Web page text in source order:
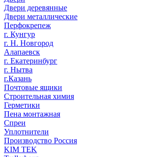
Двери деревянные
Двери металлические
Перфокрепеж
г. Кунгур
г. Н. Новгород
Алапаевск
г. Екатеринбург
г. Нытва
г.Казань
Почтовые ящики
Строительная химия
Герметики
Пена монтажная
Спреи
Уплотнители
Производство Россия
KIM TEK